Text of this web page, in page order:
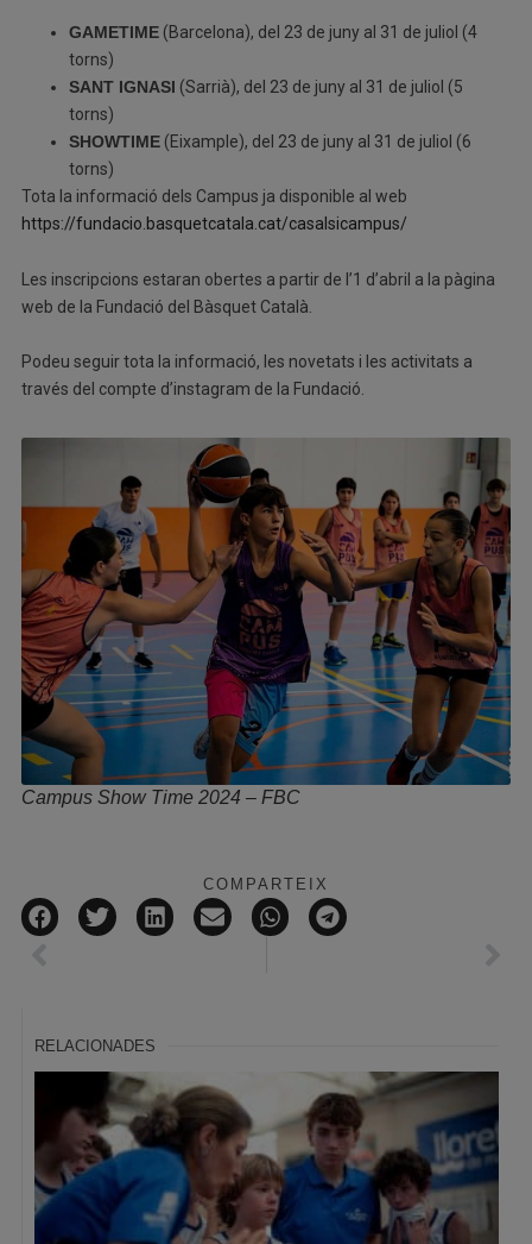
GAMETIME(Barcelona), del 23 de juny al 31 de juliol (4
torns)
SANT IGNASI (Sarrià), del 23 de juny al 31 de juliol (5
torns)
SHOWTIME(Eixample), del 23 de juny al 31 de juliol (6
torns)
Tota la informació dels Campus ja disponible al web
https://fundacio.basquetcatala.cat/casalsicampus/
Les inscripcions estaran obertes a partir de l’1 d’abril a la pàgina
web de la Fundació del Bàsquet Català.
Podeu seguir tota la informació, les novetats i les activitats a
través del compte d’instagram de la Fundació.
Campus Show Time 2024 – FBC
COMPARTEIX
RELACIONADES